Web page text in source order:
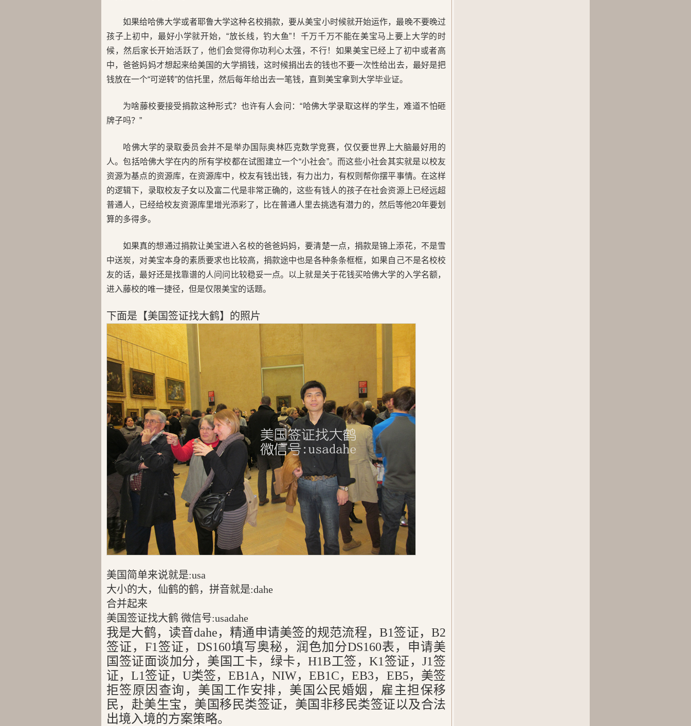
如果给哈佛大学或者耶鲁大学这种名校捐款，要从美宝小时候就开始运作，最晚不要晚过
孩子上初中，最好小学就开始，“放长线，钓大鱼”！千万千万不能在美宝马上要上大学的时
候，然后家长开始活跃了，他们会觉得你功利心太强，不行！如果美宝已经上了初中或者高
中，爸爸妈妈才想起来给美国的大学捐钱，这时候捐出去的钱也不要一次性给出去，最好是把
钱放在一个“可逆转”的信托里，然后每年给出去一笔钱，直到美宝拿到大学毕业证。
为啥藤校要接受捐款这种形式？也许有人会问：“哈佛大学录取这样的学生，难道不怕砸
牌子吗？”
哈佛大学的录取委员会并不是举办国际奥林匹克数学竞赛，仅仅要世界上大脑最好用的
人。包括哈佛大学在内的所有学校都在试图建立一个“小社会”。而这些小社会其实就是以校友
资源为基点的资源库，在资源库中，校友有钱出钱，有力出力，有权则帮你摆平事情。在这样
的逻辑下，录取校友子女以及富二代是非常正确的，这些有钱人的孩子在社会资源上已经远超
普通人，已经给校友资源库里增光添彩了，比在普通人里去挑选有潜力的，然后等他20年要划
算的多得多。
如果真的想通过捐款让美宝进入名校的爸爸妈妈，要清楚一点，捐款是锦上添花，不是雪
中送炭，对美宝本身的素质要求也比较高，捐款途中也是各种条条框框，如果自己不是名校校
友的话，最好还是找靠谱的人问问比较稳妥一点。以上就是关于花钱买哈佛大学的入学名额，
进入藤校的唯一捷径，但是仅限美宝的话题。
下面是【美国签证找大鹤】的照片
美国简单来说就是:usa
大小的大，仙鹤的鹤，拼音就是:dahe
合并起来
美国签证找大鹤 微信号:usadahe
我是大鹤，读音dahe，精通申请美签的规范流程，B1签证，B2
签证，F1签证，DS160填写奥秘，润色加分DS160表，申请美
国签证面谈加分，美国工卡，绿卡，H1B工签，K1签证，J1签
证，L1签证，U类签，EB1A，NIW，EB1C，EB3，EB5，美签
拒签原因查询，美国工作安排，美国公民婚姻，雇主担保移
民，赴美生宝，美国移民类签证，美国非移民类签证以及合法
出境入境的方案策略。